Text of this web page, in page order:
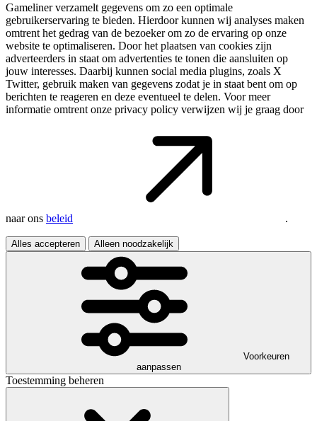
Gameliner verzamelt gegevens om zo een optimale
gebruikerservaring te bieden. Hierdoor kunnen wij analyses maken
omtrent het gedrag van de bezoeker om zo de ervaring op onze
website te optimaliseren. Door het plaatsen van cookies zijn
adverteerders in staat om advertenties te tonen die aansluiten op
jouw interesses. Daarbij kunnen social media plugins, zoals X
Twitter, gebruik maken van gegevens zodat je in staat bent om op
berichten te reageren en deze eventueel te delen. Voor meer
informatie omtrent onze privacy policy verwijzen wij je graag door
naar ons beleid .
Alles accepteren Alleen noodzakelijk
Voorkeuren
aanpassen
Toestemming beheren